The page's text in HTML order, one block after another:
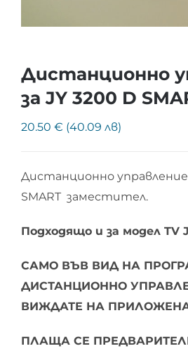
Дистанционно
за JY 3200 D
20.50 € (40.09 лв)
Дистанционно управление
SMART заместител.
Подходящо и за модел TV
САМО ВЪВ ВИД НА
ДИСТАНЦИОННО
ВИЖДАТЕ НА
ПЛАЩА СЕ